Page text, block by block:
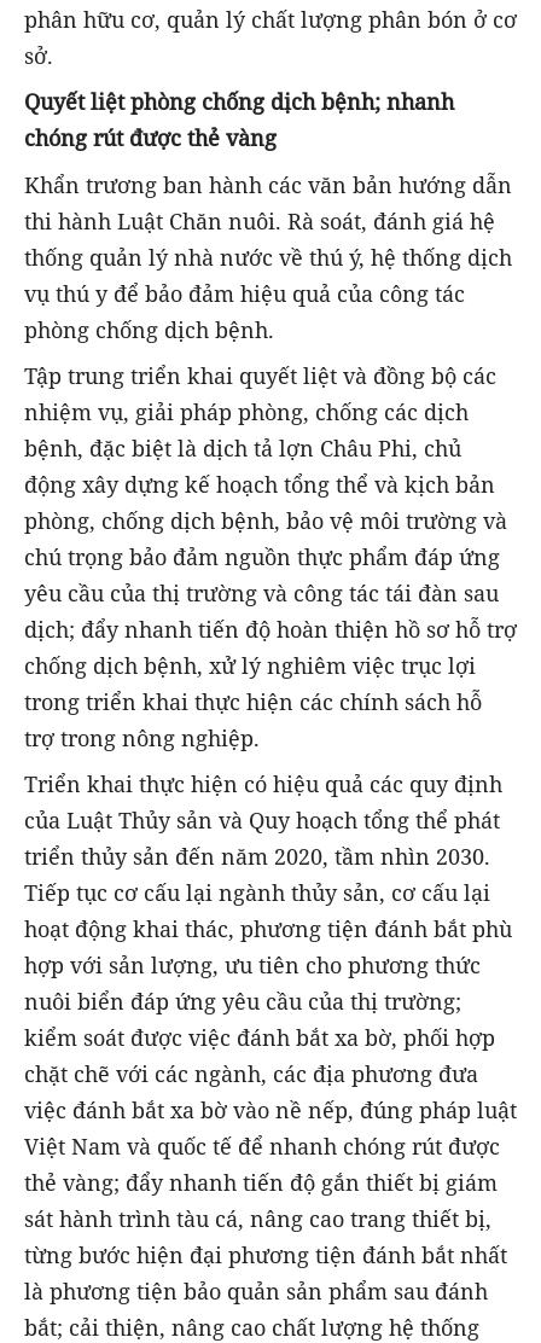
phân hữu cơ, quản lý chất lượng phân bón ở cơ
sở.
Quyết liệt phòng chống dịch bệnh; nhanh
chóng rút được thẻ vàng
Khẩn trương ban hành các văn bản hướng dẫn
thi hành Luật Chăn nuôi. Rà soát, đánh giá hệ
thống quản lý nhà nước về thú ý, hệ thống dịch
vụ thú y để bảo đảm hiệu quả của công tác
phòng chống dịch bệnh.
Tập trung triển khai quyết liệt và đồng bộ các
nhiệm vụ, giải pháp phòng, chống các dịch
bệnh, đặc biệt là dịch tả lợn Châu Phi, chủ
động xây dựng kế hoạch tổng thể và kịch bản
phòng, chống dịch bệnh, bảo vệ môi trường và
chú trọng bảo đảm nguồn thực phẩm đáp ứng
yêu cầu của thị trường và công tác tái đàn sau
dịch; đẩy nhanh tiến độ hoàn thiện hồ sơ hỗ trợ
chống dịch bệnh, xử lý nghiêm việc trục lợi
trong triển khai thực hiện các chính sách hỗ
trợ trong nông nghiệp.
Triển khai thực hiện có hiệu quả các quy định
của Luật Thủy sản và Quy hoạch tổng thể phát
triển thủy sản đến năm 2020, tầm nhìn 2030.
Tiếp tục cơ cấu lại ngành thủy sản, cơ cấu lại
hoạt động khai thác, phương tiện đánh bắt phù
hợp với sản lượng, ưu tiên cho phương thức
nuôi biển đáp ứng yêu cầu của thị trường;
kiểm soát được việc đánh bắt xa bờ, phối hợp
chặt chẽ với các ngành, các địa phương đưa
việc đánh bắt xa bờ vào nề nếp, đúng pháp luật
Việt Nam và quốc tế để nhanh chóng rút được
thẻ vàng; đẩy nhanh tiến độ gắn thiết bị giám
sát hành trình tàu cá, nâng cao trang thiết bị,
từng bước hiện đại phương tiện đánh bắt nhất
là phương tiện bảo quản sản phẩm sau đánh
bắt; cải thiện, nâng cao chất lượng hệ thống